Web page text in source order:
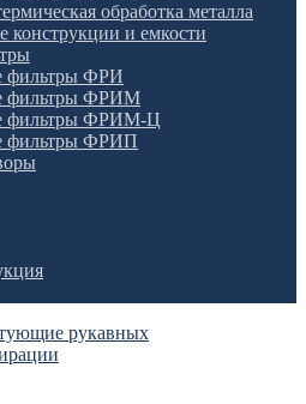
обработка металла
и емкости
фильтры ФРИ
фильтры ФРИМ
фильтры ФРИМ-Ц
фильтры ФРИП
рукавных